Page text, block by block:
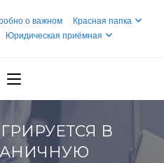
о важном
Красная папка
Юридическая приёмная
В